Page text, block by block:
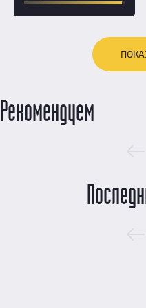
Рекомендуем